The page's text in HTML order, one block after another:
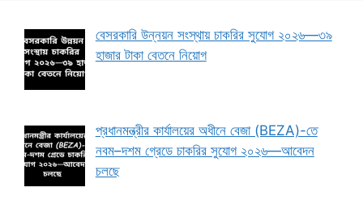
বেসরকারি উন্নয়ন সংস্থায় চাকরির সুযোগ ২০২৬—৩৯
হাজার টাকা বেতনে নিয়োগ
প্রধানমন্ত্রীর কার্যালয়ের অধীনে বেজা (BEZA)-তে
নবম–দশম গ্রেডে চাকরির সুযোগ ২০২৬—আবেদন
চলছে